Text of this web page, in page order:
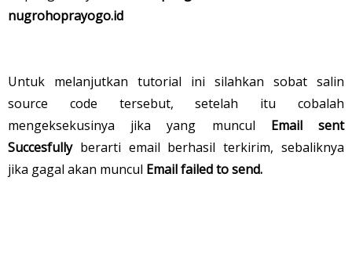
nugrohoprayogo.id
Untuk melanjutkan tutorial ini silahkan sobat salin
source code tersebut, setelah itu cobalah
mengeksekusinya jika yang muncul Email sent
Succesfullyberarti email berhasil terkirim, sebaliknya
jika gagal akan muncul Email failed to send.